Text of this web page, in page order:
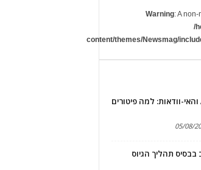
Warning: A
/
content/themes/Newsmag/
שימור עובדים בעידן ה-AI והאי-וודאות: למה פיטורים
05/08/
בבסיס תהליך הגיוס